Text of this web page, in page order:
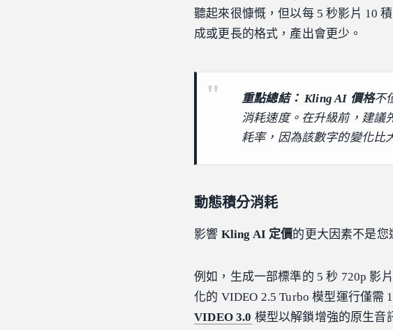
聽起來很慷慨，但以每 5 秒影片 10
成或更長的格式，產出會更少。
重點總結： Kling AI 價格不
消耗速度。在升級前，建議
耗率，因為該數字的變化比
動態積分消耗
影響 Kling AI 定價的更大因素不是您
例如，生成一部標準的 5 秒 720p 影
化的 VIDEO 2.5 Turbo 模型運行僅需
VIDEO 3.0 模型以解鎖增強的原生音